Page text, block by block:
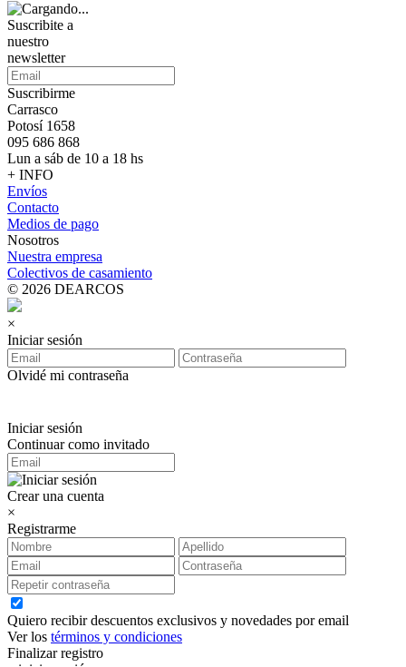
Suscribite a
nuestro
newsletter
Suscribirme
Carrasco
Potosí 1658
095 686 868
Lun a sáb de 10 a 18 hs
+ INFO
Envíos
Contacto
Medios de pago
Nosotros
Nuestra empresa
Colectivos de casamiento
© 2026 DEARCOS
×
Iniciar sesión
Olvidé mi contraseña
Iniciar sesión
Continuar como invitado
Crear una cuenta
×
Registrarme
Quiero recibir descuentos exclusivos y novedades por email
Ver los términos y condiciones
Finalizar registro